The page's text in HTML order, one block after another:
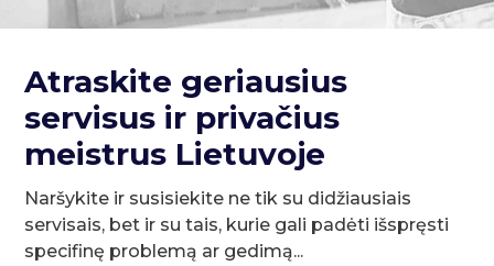
Atraskite geriausius
servisus ir privačius
meistrus Lietuvoje
Naršykite ir susisiekite ne tik su didžiausiais
servisais, bet ir su tais, kurie gali padėti išspręsti
specifinę problemą ar gedimą...